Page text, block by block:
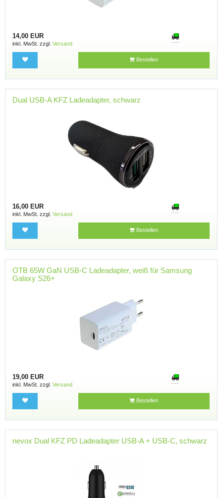
14,00 EUR
inkl. MwSt. zzgl. Versand
Bestellen
Dual USB-A KFZ Ladeadapter, schwarz
16,00 EUR
inkl. MwSt. zzgl. Versand
Bestellen
OTB 65W GaN USB-C Ladeadapter, weiß für Samsung
Galaxy S26+
19,00 EUR
inkl. MwSt. zzgl. Versand
Bestellen
nevox Dual KFZ PD Ladeadapter USB-A + USB-C, schwarz